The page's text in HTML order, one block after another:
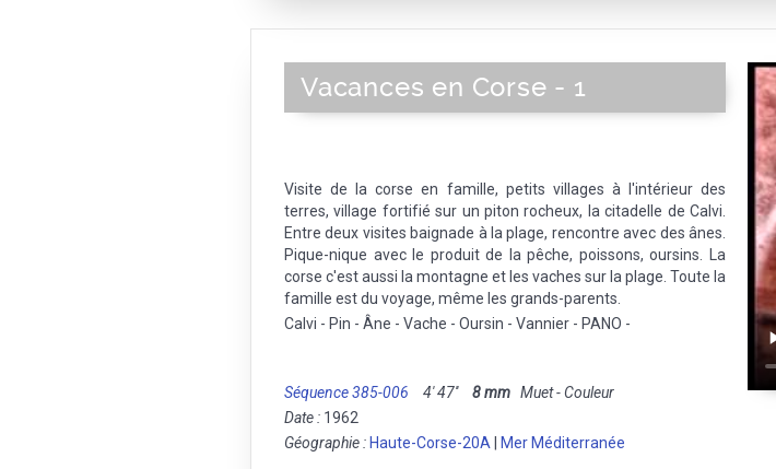
Vacances en Corse - 1
Visite de la corse en famille, petits villages à l'intérieur des
terres, village fortifié sur un piton rocheux, la citadelle de Calvi.
Entre deux visites baignade à la plage, rencontre avec des ânes.
Pique-nique avec le produit de la pêche, poissons, oursins. La
corse c'est aussi la montagne et les vaches sur la plage. Toute la
famille est du voyage, même les grands-parents.
Calvi - Pin - Âne - Vache - Oursin - Vannier - PANO -
Séquence 385-006 4' 47'' 8 mm Muet - Couleur
Date : 1962
Géographie : Haute-Corse-20A Mer Méditerranée